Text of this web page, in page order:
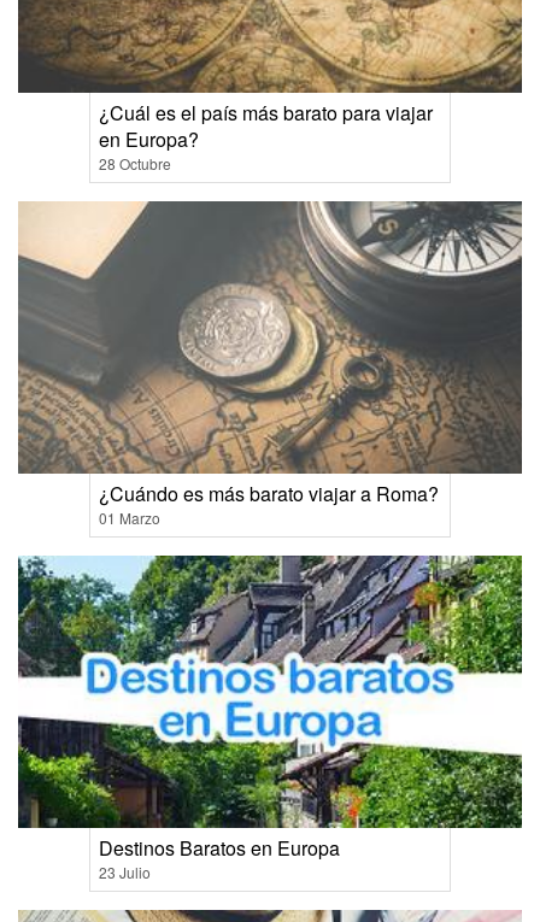
¿Cuál es el país más barato para viajar
en Europa?
28 Octubre
¿Cuándo es más barato viajar a Roma?
01 Marzo
Destinos Baratos en Europa
23 Julio